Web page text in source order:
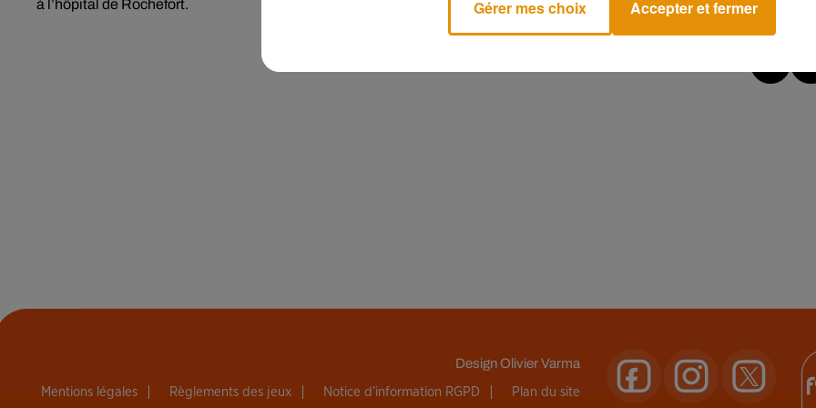
à l’hôpital de Rochefort.
DesignOlivier Varma
Mentions légales Règlements des jeux Notice d’information RGPD Plan du site
Gérer mes choix Accepter et fermer